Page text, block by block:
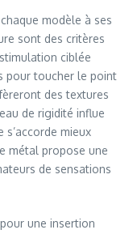
modèle à ses
sont des critères
ciblée
pour toucher le point
des textures
de rigidité influe
mieux
métal propose une
de sensations
pour une insertion